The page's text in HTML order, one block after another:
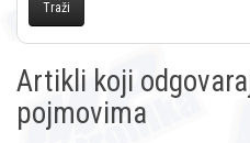
Artikli koji
pojmovima